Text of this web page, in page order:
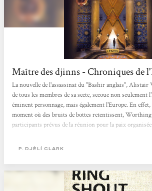
Maître des djinns - Chroniques de
La nouvelle de l'assassinat du "Bashir anglais",
de tous les membres de sa secte, secoue non
éminent personnage, mais également l'Europe. En effet,
moment où des bruits de bottes retentissent,
participants prévus de la réunion pour la paix
Fatma el-Shara'awi du fait de l'agitation anti-
P. DJÈLÍ CLARK